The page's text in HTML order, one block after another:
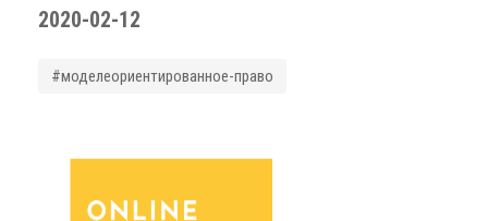
2020-02-12
#моделеориентированное-право